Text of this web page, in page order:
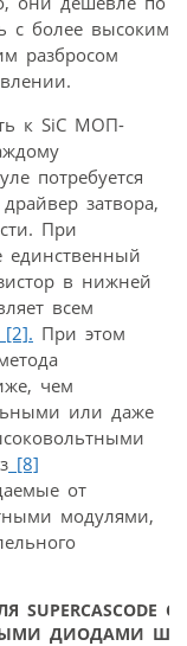
с более высоким
разбросом
к SiC МОП-
потребуется
затвора,
При
единственный
в нижней
всем
[2]. При этом
чем
или даже
[8]
от
модулями,
ДИОДАМИ